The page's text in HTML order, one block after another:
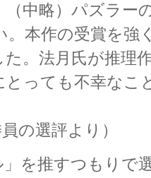
中略）パズラー
本作の受賞を強
。法月氏が推理
とっても不幸なこ
の選評より）
」を推すつもりで